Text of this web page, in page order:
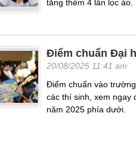
tăng thêm 4 lần lọc ảo.
Điểm chuẩn Đại
20/08/2025 11:41 am
Điểm chuẩn vào
các thí sinh, xem ngay
năm 2025 phía dưới.